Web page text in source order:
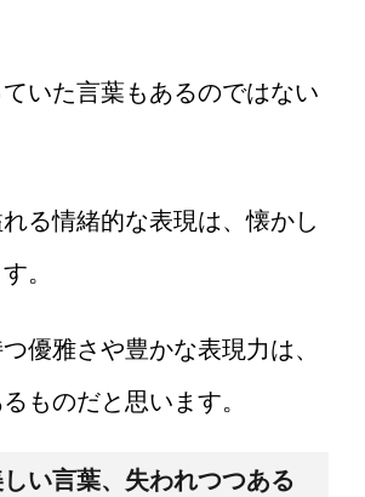
いた言葉もあるのではない
る情緒的な表現は、懐かし
。
優雅さや豊かな表現力は、
ものだと思います。
しい言葉、失われつつある